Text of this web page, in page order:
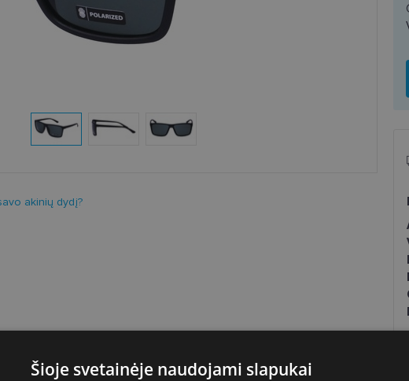
akinių dydį?
Šioje svetainėje naudojami slapukai